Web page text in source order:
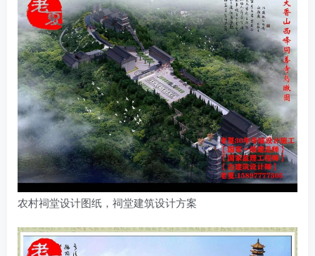
农村祠堂设计图纸，祠堂建筑设计方案